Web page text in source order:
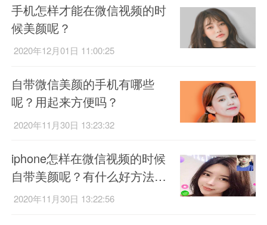
手机怎样才能在微信视频的时
候美颜呢？
2020年12月01日 11:00:25
自带微信美颜的手机有哪些
呢？用起来方便吗？
2020年11月30日 13:23:32
iphone怎样在微信视频的时候
自带美颜呢？有什么好方法
呢？
2020年11月30日 13:22:56